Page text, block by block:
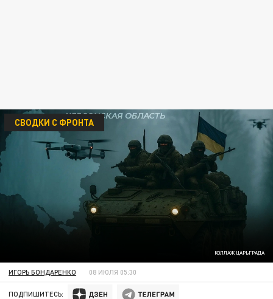
КОЛЛАЖ ЦАРЬГРАДА
СВОДКИ С ФРОНТА
ИГОРЬ БОНДАРЕНКО 08 ИЮЛЯ 05:30
ПОДПИШИТЕСЬ: